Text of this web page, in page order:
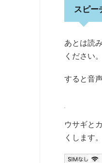
スピー
あとは読
ください。
すると音
ウサギと
くします。